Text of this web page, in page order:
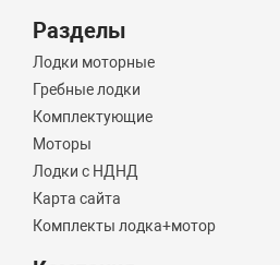
Разделы
Лодки моторные
Гребные лодки
Комплектующие
Моторы
Лодки с НДНД
Карта сайта
Комплекты лодка+мотор